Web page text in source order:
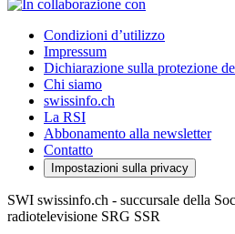
Condizioni d’utilizzo
Impressum
Dichiarazione sulla protezione
Chi siamo
swissinfo.ch
La RSI
Abbonamento alla newsletter
Contatto
Impostazioni sulla privacy
SWI swissinfo.ch - succursale della
radiotelevisione SRG SSR